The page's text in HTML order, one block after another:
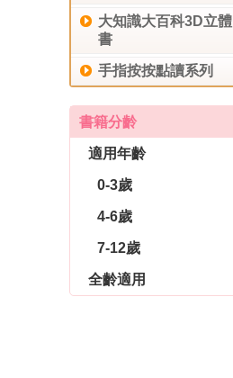
大知識大百科3D立體
書
手指按按點讀系列
書籍分齡
適用年齡
0-3歲
4-6歲
7-12歲
全齡適用